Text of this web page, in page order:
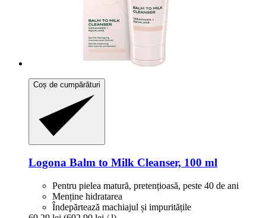
Coș de cumpărături
Logona Balm to Milk Cleanser, 100 ml
Pentru pielea matură, pretențioasă, peste 40 de ani
Menține hidratarea
Îndepărtează machiajul și impuritățile